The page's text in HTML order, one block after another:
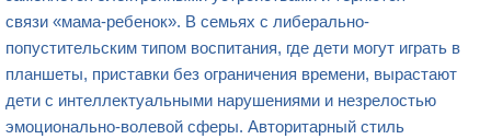
связи «мама-ребенок». В семьях с либерально-
попустительским типом воспитания, где дети могут играть в
планшеты, приставки без ограничения времени, вырастают
дети с интеллектуальными нарушениями и незрелостью
эмоционально-волевой сферы. Авторитарный стиль